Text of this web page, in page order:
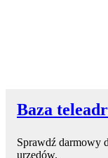
Baza
Sprawdź darmowy
urzędów.